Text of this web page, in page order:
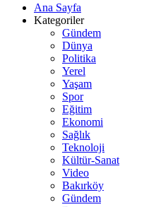
Ana Sayfa
Kategoriler
Gündem
Dünya
Politika
Yerel
Yaşam
Spor
Eğitim
Ekonomi
Sağlık
Teknoloji
Kültür-Sanat
Video
Bakırköy
Gündem